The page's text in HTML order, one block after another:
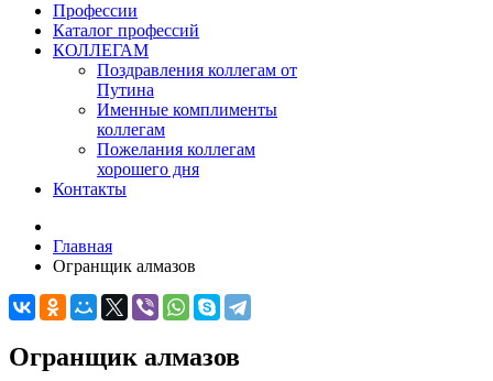
Профессии
Каталог профессий
КОЛЛЕГАМ
Поздравления коллегам от
Путина
Именные комплименты
коллегам
Пожелания коллегам
хорошего дня
Контакты
Главная
Огранщик алмазов
Огранщик алмазов